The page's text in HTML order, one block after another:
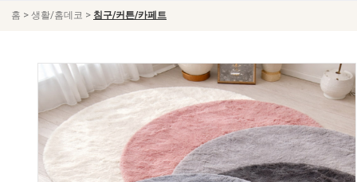
홈 > 생활/홈데코 > 침구/커튼/카페트